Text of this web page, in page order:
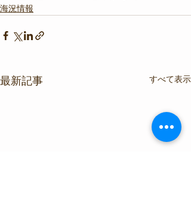
海況情報
最新記事 すべて表示